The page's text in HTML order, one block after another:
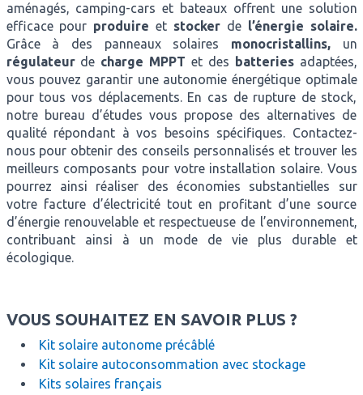
aménagés, camping-cars et bateaux offrent une solution
efficace pour produire et stockerde l’énergie solaire.
Grâce à des panneaux solaires monocristallins,un
régulateurde charge MPPT et des batteriesadaptées,
vous pouvez garantir une autonomie énergétique optimale
pour tous vos déplacements. En cas de rupture de stock,
notre bureau d’études vous propose des alternatives de
qualité répondant à vos besoins spécifiques. Contactez-
nous pour obtenir des conseils personnalisés et trouver les
meilleurs composants pour votre installation solaire. Vous
pourrez ainsi réaliser des économies substantielles sur
votre facture d’électricité tout en profitant d’une source
d’énergie renouvelable et respectueuse de l’environnement,
contribuant ainsi à un mode de vie plus durable et
écologique.
VOUS SOUHAITEZ EN SAVOIR PLUS ?
Kit solaire autonome précâblé
Kit solaire autoconsommation avec stockage
Kits solaires français